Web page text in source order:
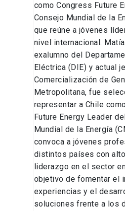
como Congress Future
Consejo Mundial de la
que reúne a jóvenes
nivel internacional.
exalumno del
Eléctrica (DIE) y actual
Comercialización de
Metropolitana, fue
representar a Chile
Future Energy Leader
Mundial de la Energía
convoca a jóvenes
distintos países con
liderazgo en el sector
objetivo de fomentar el
experiencias y el
soluciones frente a los